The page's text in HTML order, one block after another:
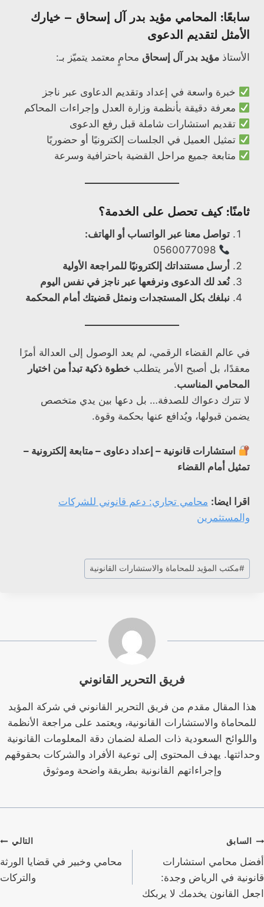
سابعًا: المحامي مؤيد بدر آل إسحاق – خيارك
الأمثل لتقديم الدعوى
الأستاذ مؤيد بدر آل إسحاق محامٍ معتمد يتميّز بـ:
خبرة واسعة في إعداد وتقديم الدعاوى عبر ناجز
معرفة دقيقة بأنظمة وزارة العدل وإجراءات المحاكم
تقديم استشارات شاملة قبل رفع الدعوى
تمثيل العميل في الجلسات إلكترونيًا أو حضوريًا
متابعة جميع مراحل القضية باحترافية وسرعة
ثامنًا: كيف تحصل على الخدمة؟
تواصل معنا عبر الواتساب أو الهاتف:
0560077098
أرسل مستنداتك إلكترونيًا للمراجعة الأولية
نُعد لك الدعوى ونرفعها عبر ناجز في نفس اليوم
نبلغك بكل المستجدات ونمثل قضيتك أمام المحكمة
في عالم القضاء الرقمي، لم يعد الوصول إلى العدالة أمرًا
معقدًا، بل أصبح الأمر يتطلب خطوة ذكية تبدأ من اختيار
المحامي المناسب.
لا تترك دعواك للصدفة… بل دعها بين يدي متخصص
يضمن قبولها، ويُدافع عنها بحكمة وقوة.
استشارات قانونية – إعداد دعاوى – متابعة إلكترونية –
تمثيل أمام القضاء
اقرا ايضا: محامي تجاري: دعم قانوني للشركات
والمستثمرين
وسوم
المقال:
#مكتب المؤيد للمحاماة والاستشارات القانونية
فريق التحرير القانوني
هذا المقال مقدم من فريق التحرير القانوني في شركة المؤيد
للمحاماة والاستشارات القانونية، ويعتمد على مراجعة الأنظمة
واللوائح السعودية ذات الصلة لضمان دقة المعلومات القانونية
وحداثتها. يهدف المحتوى إلى توعية الأفراد والشركات بحقوقهم
وإجراءاتهم القانونية بطريقة واضحة وموثوق
تصفّح
المقالات
السابق
أفضل محامي استشارات
قانونية في الرياض وجدة:
اجعل القانون يخدمك لا يربكك
التالي
محامي وخبير في قضايا الورثة
والتركات